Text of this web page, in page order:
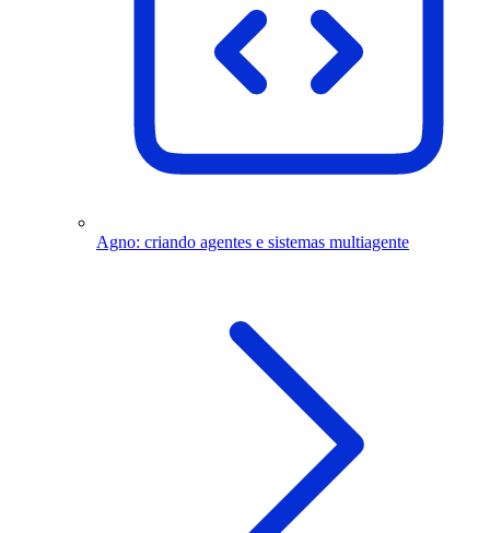
Agno: criando agentes e sistemas multiagente